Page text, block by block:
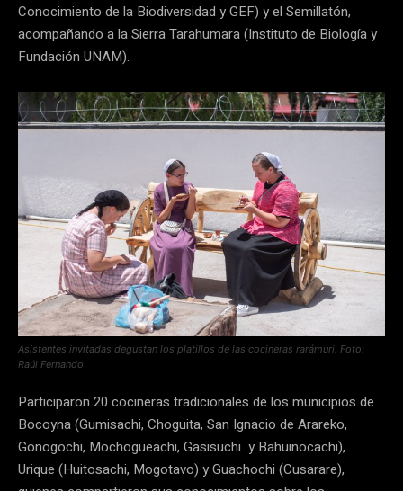
Conocimiento de la Biodiversidad y GEF) y el Semillatón,
acompañando a la Sierra Tarahumara (Instituto de Biología y
Fundación UNAM).
Asistentes invitadas degustan los platillos de las cocineras rarámuri. Foto:
Raúl Fernando
Participaron 20 cocineras tradicionales de los municipios de
Bocoyna (Gumisachi, Choguita, San Ignacio de Arareko,
Gonogochi, Mochogueachi, Gasisuchi y Bahuinocachi),
Urique (Huitosachi, Mogotavo) y Guachochi (Cusarare),